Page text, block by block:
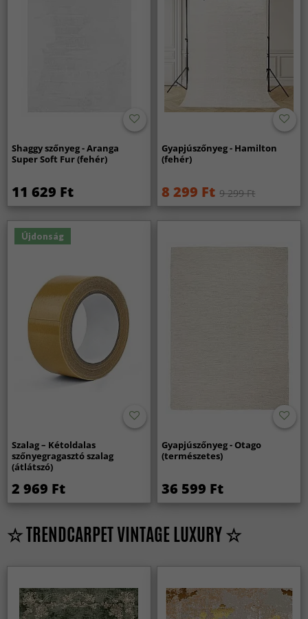
Shaggy szőnyeg - Aranga
Super Soft Fur (fehér)
11 629 Ft
Gyapjúszőnyeg - Hamilton
(fehér)
8 299 Ft 9 299 Ft
Újdonság
Szalag – Kétoldalas
szőnyegragasztó szalag
(átlátszó)
2 969 Ft
Gyapjúszőnyeg - Otago
(természetes)
36 599 Ft
☆ TRENDCARPET VINTAGE LUXURY ☆